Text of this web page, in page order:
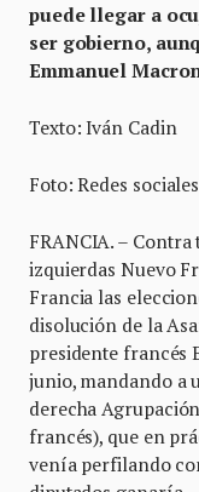
puede llegar a
ser gobierno,
Emmanuel
Texto: Iván Cadin
Foto: Redes
FRANCIA. –
izquierdas Nuevo
Francia las
disolución de la
presidente francés
junio, mandando a
derecha
francés), que en
venía perfilando